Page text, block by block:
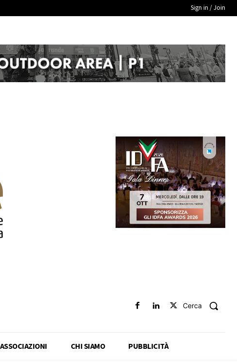
Sign in / Join
Cerca
ASSOCIAZIONI CHI SIAMO PUBBLICITÀ